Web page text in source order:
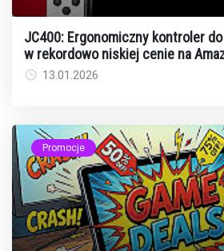
JC400: Ergonomiczny kontroler
w rekordowo niskiej cenie na
13.01.2026
Promocje